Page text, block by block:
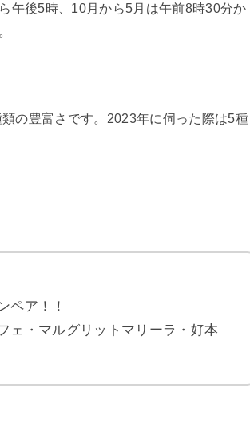
午後5時、10月から5月は午前8時30分か
の豊富さです。2023年に伺った際は5種
ペア！！
ェ・マルグリットマリーラ・好本